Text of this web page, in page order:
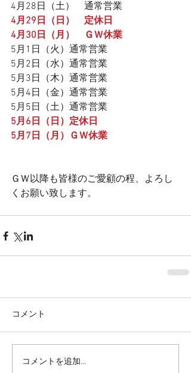
4月28日（土）　通常営業
4月29日（日）　定休日
4月30日（月）　ＧＷ休業
5月1日（火）通常営業
5月2日（水）通常営業
5月3日（木）通常営業
5月4日（金）通常営業
5月5日（土）通常営業
5月6日（日）定休日
5月7日（月）ＧＷ休業
ＧＷ以降も皆様のご愛顧の程、よろし
くお願い致します。
コメント
コメントを追加…